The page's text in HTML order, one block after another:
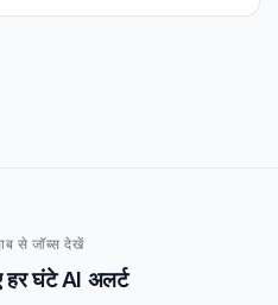
से जॉब्स देखें
हर घंटे AI अलर्ट